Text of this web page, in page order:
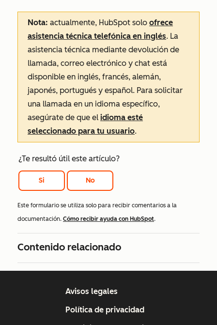
Nota: actualmente, HubSpot solo ofrece
asistencia técnica telefónica en inglés. La
asistencia técnica mediante devolución de
llamada, correo electrónico y chat está
disponible en inglés, francés, alemán,
japonés, portugués y español. Para solicitar
una llamada en un idioma específico,
asegúrate de que el idioma esté
seleccionado para tu usuario.
¿Te resultó útil este artículo?
Si No
Este formulario se utiliza solo para recibir comentarios a la
documentación. Cómo recibir ayuda con HubSpot.
Contenido relacionado
Avisos legales
Política de privacidad